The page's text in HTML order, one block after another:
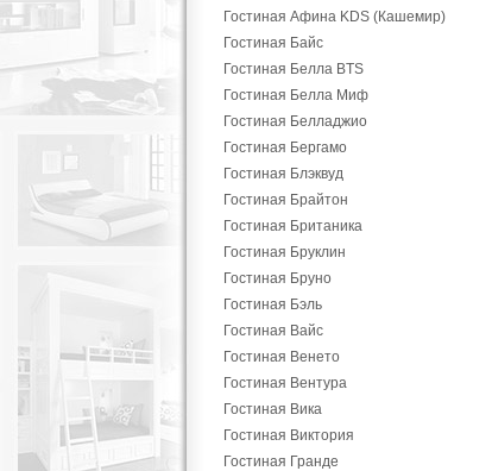
Гостиная Афина KDS (Кашемир)
Гостиная Байс
Гостиная Белла BTS
Гостиная Белла Миф
Гостиная Белладжио
Гостиная Бергамо
Гостиная Блэквуд
Гостиная Брайтон
Гостиная Британика
Гостиная Бруклин
Гостиная Бруно
Гостиная Бэль
Гостиная Вайс
Гостиная Венето
Гостиная Вентура
Гостиная Вика
Гостиная Виктория
Гостиная Гранде